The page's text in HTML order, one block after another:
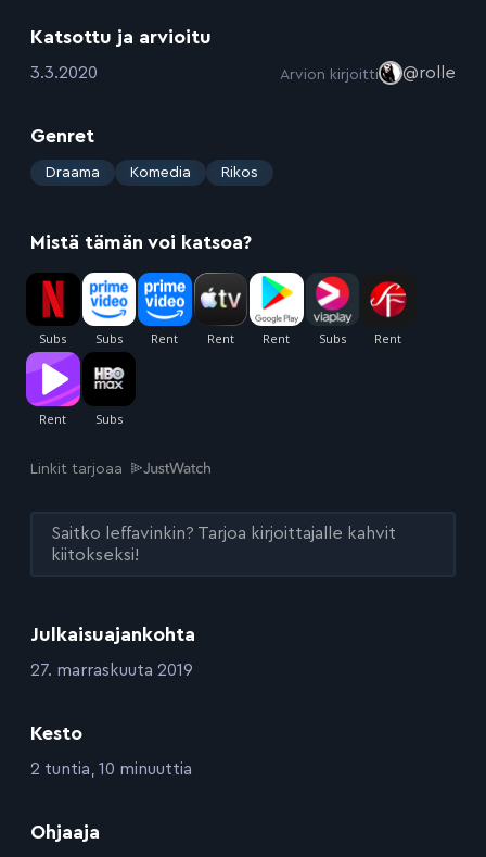
Julkaisuajankohta
:27. marraskuuta 2019
Kesto
:2 tuntia, 10 minuuttia
Ohjaaja
Katsottu ja arvioitu
:3.3.2020 Arvion kirjoitti @rolle
Genret
: Draama Komedia Rikos
Mistä tämän voi katsoa?
Linkit tarjoaa
Saitko leffavinkin? Tarjoa kirjoittajalle kahvit
kiitokseksi!